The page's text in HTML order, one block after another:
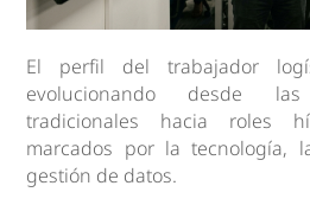
El perfil del trabajador
evolucionando desde
tradicionales hacia roles
marcados por la tecnología,
gestión de datos.